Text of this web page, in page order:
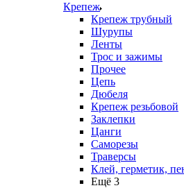
Крепеж
Крепеж трубный
Шурупы
Ленты
Трос и зажимы
Прочее
Цепь
Дюбеля
Крепеж резьбовой
Заклепки
Цанги
Саморезы
Траверсы
Клей, герметик,
Ещё 3